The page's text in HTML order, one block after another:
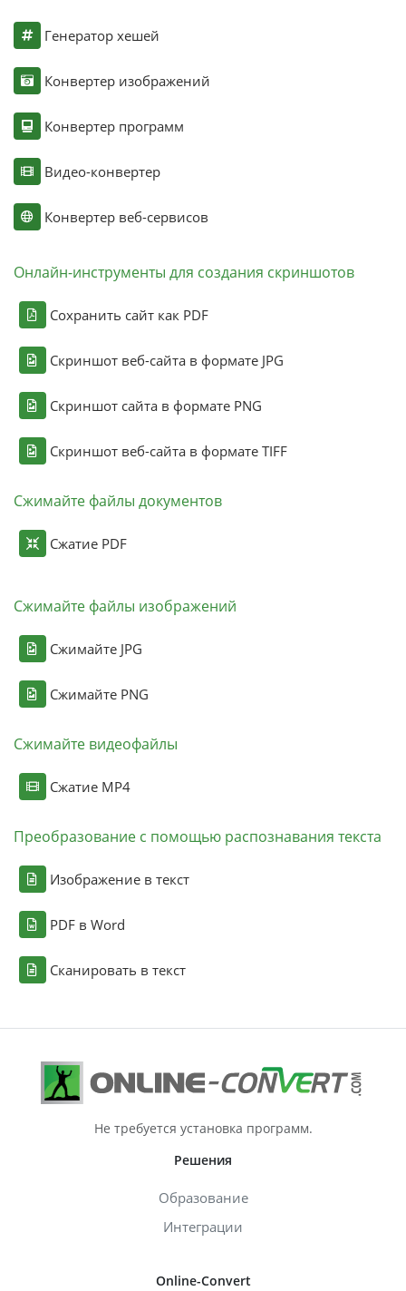
Генератор хешей
Конвертер изображений
Конвертер программ
Видео-конвертер
Конвертер веб-сервисов
Онлайн-инструменты для создания скриншотов
Сохранить сайт как PDF
Скриншот веб-сайта в формате JPG
Скриншот сайта в формате PNG
Скриншот веб-сайта в формате TIFF
Сжимайте файлы документов
Сжатие PDF
Сжимайте файлы изображений
Сжимайте JPG
Сжимайте PNG
Сжимайте видеофайлы
Сжатие MP4
Преобразование с помощью распознавания текста
Изображение в текст
PDF в Word
Сканировать в текст
Не требуется установка программ.
Решения
Образование
Интеграции
Online-Convert